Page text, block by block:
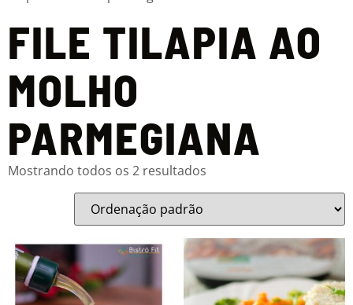
FILE TILAPIA AO
MOLHO
PARMEGIANA
Mostrando todos os 2 resultados